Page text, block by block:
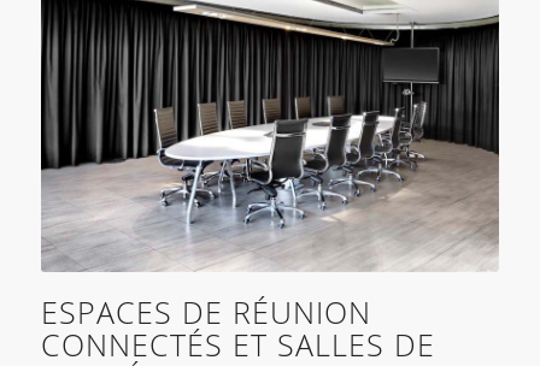
ESPACES DE RÉUNION
CONNECTÉS ET SALLES DE